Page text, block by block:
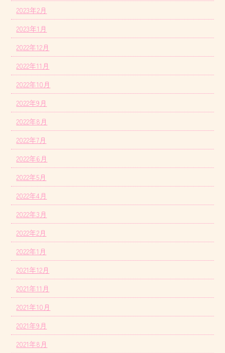
2023年2月
2023年1月
2022年12月
2022年11月
2022年10月
2022年9月
2022年8月
2022年7月
2022年6月
2022年5月
2022年4月
2022年3月
2022年2月
2022年1月
2021年12月
2021年11月
2021年10月
2021年9月
2021年8月